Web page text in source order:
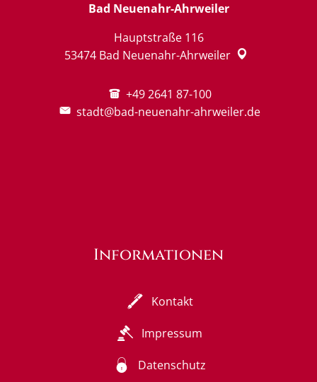
Bad Neuenahr-Ahrweiler
Hauptstraße 116
53474 Bad Neuenahr-Ahrweiler
+49 2641 87-100
stadt@bad-neuenahr-ahrweiler.de
Informationen
Kontakt
Impressum
Datenschutz